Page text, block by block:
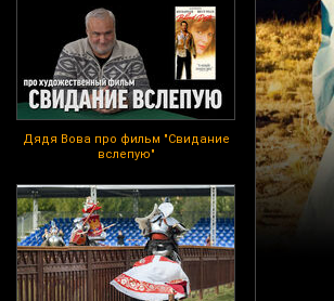
Дядя Вова про фильм "Свидание
вслепую"